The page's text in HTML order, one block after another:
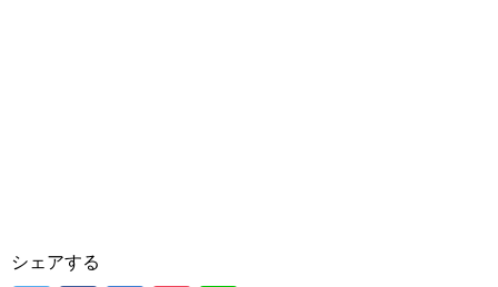
シェアする